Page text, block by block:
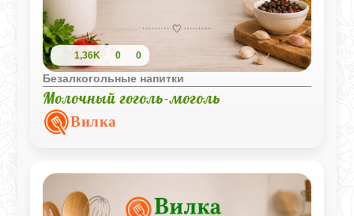
1,36K 0 0
Безалкогольные напитки
Молочный гоголь-моголь
Вилка